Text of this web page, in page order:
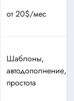
от 20$/мес
Шаблоны,
автодополнение,
простота